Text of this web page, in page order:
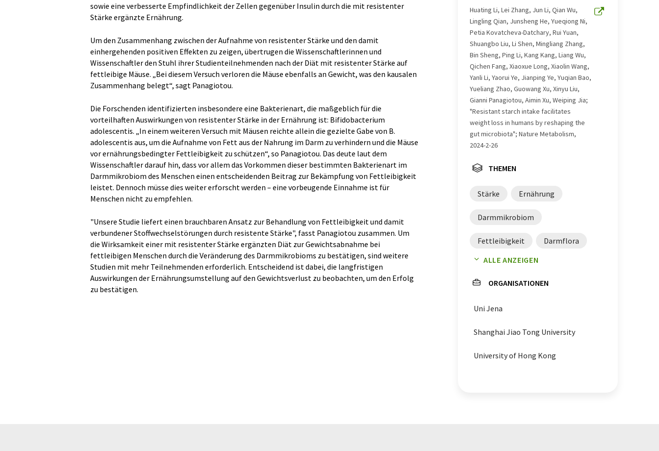
sowie eine verbesserte Empfindlichkeit der Zellen gegenüber Insulin durch die mit resistenter
Stärke ergänzte Ernährung.
Um den Zusammenhang zwischen der Aufnahme von resistenter Stärke und den damit
einhergehenden positiven Effekten zu zeigen, übertrugen die Wissenschaftlerinnen und
Wissenschaftler den Stuhl ihrer Studienteilnehmenden nach der Diät mit resistenter Stärke auf
fettleibige Mäuse. „Bei diesem Versuch verloren die Mäuse ebenfalls an Gewicht, was den kausalen
Zusammenhang belegt“, sagt Panagiotou.
Die Forschenden identifizierten insbesondere eine Bakterienart, die maßgeblich für die
vorteilhaften Auswirkungen von resistenter Stärke in der Ernährung ist: Bifidobacterium
adolescentis. „In einem weiteren Versuch mit Mäusen reichte allein die gezielte Gabe von B.
adolescentis aus, um die Aufnahme von Fett aus der Nahrung im Darm zu verhindern und die Mäuse
vor ernährungsbedingter Fettleibigkeit zu schützen“, so Panagiotou. Das deute laut dem
Wissenschaftler darauf hin, dass vor allem das Vorkommen dieser bestimmten Bakterienart im
Darmmikrobiom des Menschen einen entscheidenden Beitrag zur Bekämpfung von Fettleibigkeit
leistet. Dennoch müsse dies weiter erforscht werden – eine vorbeugende Einnahme ist für
Menschen nicht zu empfehlen.
"Unsere Studie liefert einen brauchbaren Ansatz zur Behandlung von Fettleibigkeit und damit
verbundener Stoffwechselstörungen durch resistente Stärke", fasst Panagiotou zusammen. Um
die Wirksamkeit einer mit resistenter Stärke ergänzten Diät zur Gewichtsabnahme bei
fettleibigen Menschen durch die Veränderung des Darmmikrobioms zu bestätigen, sind weitere
Studien mit mehr Teilnehmenden erforderlich. Entscheidend ist dabei, die langfristigen
Auswirkungen der Ernährungsumstellung auf den Gewichtsverlust zu beobachten, um den Erfolg
zu bestätigen.
Huating Li, Lei Zhang, Jun Li, Qian Wu,
Lingling Qian, Junsheng He, Yueqiong Ni,
Petia Kovatcheva-Datchary, Rui Yuan,
Shuangbo Liu, Li Shen, Mingliang Zhang,
Bin Sheng, Ping Li, Kang Kang, Liang Wu,
Qichen Fang, Xiaoxue Long, Xiaolin Wang,
Yanli Li, Yaorui Ye, Jianping Ye, Yuqian Bao,
Yueliang Zhao, Guowang Xu, Xinyu Liu,
Gianni Panagiotou, Aimin Xu, Weiping Jia;
"Resistant starch intake facilitates
weight loss in humans by reshaping the
gut microbiota"; Nature Metabolism,
2024-2-26
THEMEN
Stärke Ernährung
Darmmikrobiom
Fettleibigkeit Darmflora
Ballaststoffe
Vollkornprodukte
Hülsenfrüchte
Bakterien
Stoffwechselstörungen
ALLE ANZEIGEN
ORGANISATIONEN
Uni Jena
Shanghai Jiao Tong University
University of Hong Kong